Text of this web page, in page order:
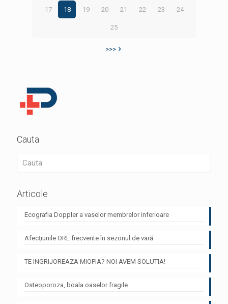
17 18 19 20 21 22 23 24
25
>>>
Cauta
Articole
Ecografia Doppler a vaselor membrelor inferioare
Afecțiunile ORL frecvente în sezonul de vară
TE INGRIJOREAZA MIOPIA? NOI AVEM SOLUTIA!
Osteoporoza, boala oaselor fragile